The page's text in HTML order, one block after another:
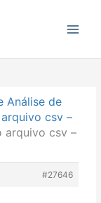
Menu
Análise de
csv –
arquivo csv –
#27646